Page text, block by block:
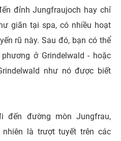
đỉnh Jungfraujoch hay chỉ
giãn tại spa, có nhiều hoạt
rũ này. Sau đó, bạn có thể
ở Grindelwald - hoặc
như nó được biết
đến đường mòn Jungfrau,
nhiên là trượt tuyết trên các